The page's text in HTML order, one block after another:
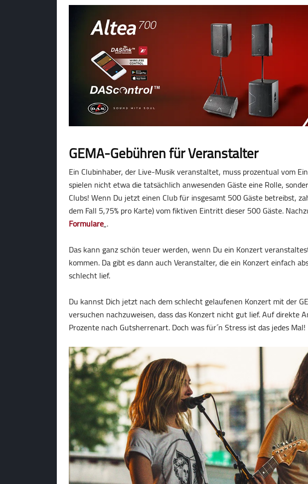
GEMA-Gebühren für Veranstalter
Ein Clubinhaber, der Live-Musik veranstaltet, muss prozentual vom
spielen nicht etwa die tatsächlich anwesenden Gäste eine Rolle,
Clubs! Wenn Du jetzt einen Club für insgesamt 500 Gäste betreibst,
dem Fall 5,75% pro Karte) vom fiktiven Eintritt dieser 500 Gäste.
Formulare„.
Das kann ganz schön teuer werden, wenn Du ein Konzert
kommen. Da gibt es dann auch Veranstalter, die ein Konzert einfach
schlecht lief.
Du kannst Dich jetzt nach dem schlecht gelaufenen Konzert mit der
versuchen nachzuweisen, dass das Konzert nicht gut lief. Auf direkte
Prozente nach Gutsherrenart. Doch was für´n Stress ist das jedes Mal!